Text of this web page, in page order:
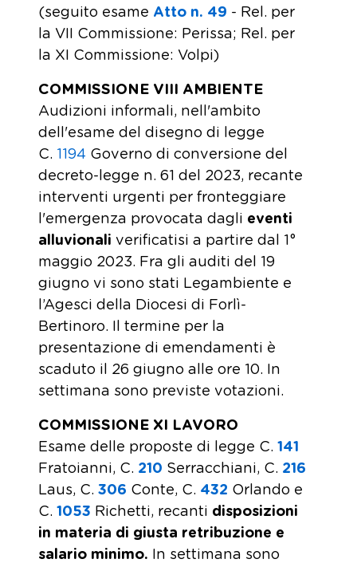
(seguito esame Atto n. 49 - Rel. per
la VII Commissione: Perissa; Rel. per
la XI Commissione: Volpi)
COMMISSIONE VIII AMBIENTE
Audizioni informali, nell'ambito
dell'esame del disegno di legge
C. 1194 ​ Governo di conversione del
decreto-legge n. 61 del 2023, recante
interventi urgenti per fronteggiare
l'emergenza provocata dagli eventi
alluvionali verificatisi a partire dal 1°
maggio 2023. Fra gli auditi del 19
giugno vi sono stati Legambiente e
l’Agesci della Diocesi di Forlì-
Bertinoro. Il termine per la
presentazione di emendamenti è
scaduto il 26 giugno alle ore 10. In
settimana sono previste votazioni.
COMMISSIONE XI LAVORO
Esame delle proposte di legge C. 141
Fratoianni, C. 210 ​ Serracchiani, C. 216
Laus, C. 306 ​ Conte, C. 432 ​ Orlando e
C. 1053 ​ Richetti, recanti disposizioni
in materia di giusta retribuzione e
salario minimo. In settimana sono